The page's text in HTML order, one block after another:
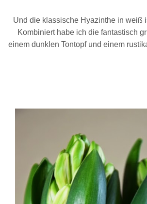
Und die klassische Hyazinthe in weiß
Kombiniert habe ich die fantastisch
einem dunklen Tontopf und einem